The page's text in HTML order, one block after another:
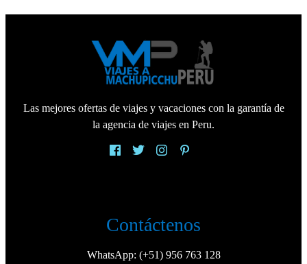
Las mejores ofertas de viajes y vacaciones con la garantía de
la agencia de viajes en Peru.
Contáctenos
WhatsApp: (+51) 956 763 128